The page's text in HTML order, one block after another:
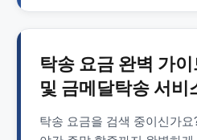
탁송 요금 완벽 가
및 금메달탁송 서비
탁송 요금을 검색 중이신가